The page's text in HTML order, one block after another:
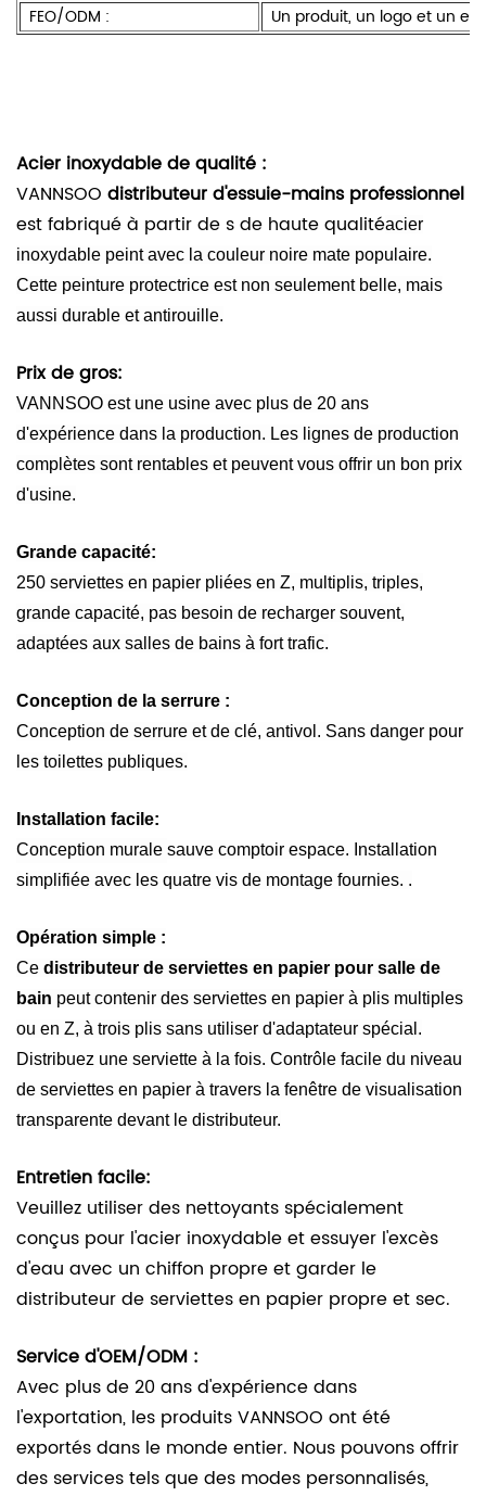
FEO/ODM :
Un produit, un logo et un
Acier inoxydable de qualité :
VANNSOO distributeur d'essuie-mains professionnel
est fabriqué à partir de s de haute qualitéacier
inoxydable peint avec la couleur noire mate populaire.
Cette peinture protectrice est non seulement belle, mais
aussi durable et antirouille.
Prix de gros:
VANNSOO est une usine avec plus de 20 ans
d'expérience dans la production. Les lignes de production
complètes sont rentables et peuvent vous offrir un bon prix
d'usine.
Grande capacité:
250 serviettes en papier pliées en Z, multiplis, triples,
grande capacité, pas besoin de recharger souvent,
adaptées aux salles de bains à fort trafic.
Conception de la serrure :
Conception de serrure et de clé, antivol. Sans danger pour
les toilettes publiques.
Installation facile:
Conception murale sauve comptoir espace. Installation
simplifiée avec les quatre vis de montage fournies. .
Opération simple :
Ce distributeur de serviettes en papier pour salle de
bain peut contenir des serviettes en papier à plis multiples
ou en Z, à trois plis sans utiliser d'adaptateur spécial.
Distribuez une serviette à la fois. Contrôle facile du niveau
de serviettes en papier à travers la fenêtre de visualisation
transparente devant le distributeur.
Entretien facile:
Veuillez utiliser des nettoyants spécialement
conçus pour l'acier inoxydable et essuyer l'excès
d'eau avec un chiffon propre et garder le
distributeur de serviettes en papier propre et sec.
Service d'OEM/ODM :
Avec plus de 20 ans d'expérience dans
l'exportation, les produits VANNSOO ont été
exportés dans le monde entier. Nous pouvons offrir
des services tels que des modes personnalisés,